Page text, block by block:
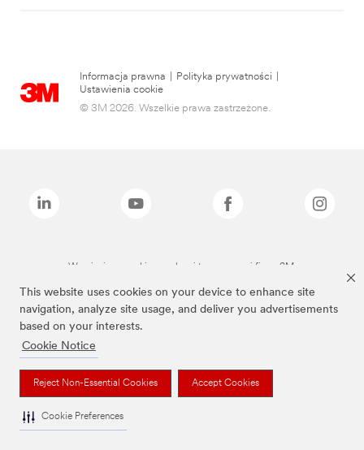
This website uses cookies on your device to enhance site
navigation, analyze site usage, and deliver you advertisements
based on your interests.
Cookie Notice
Reject Non-Essential Cookies Accept Cookies
Cookie Preferences
Informacja prawna Polityka prywatności
Ustawienia cookie
© 3M 2026. Wszelkie prawa zastrzeżone.
Wymienione marki są znakami towarowymi firmy 3M.